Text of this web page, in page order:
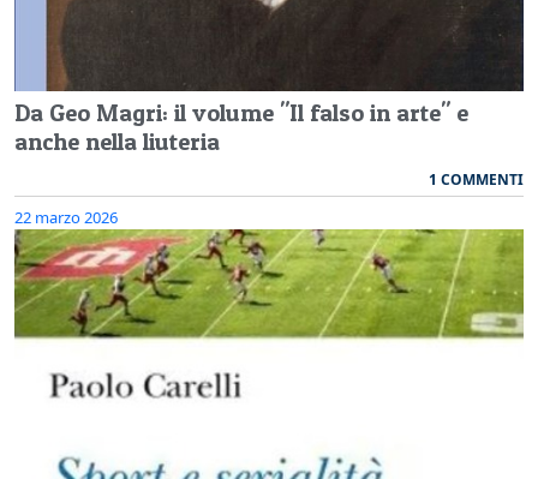
Da Geo Magri: il volume "Il falso in arte" e
anche nella liuteria
1 COMMENTI
22 marzo 2026